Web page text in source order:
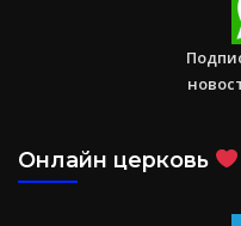
Послание к Римлянам
Онлайн церковь